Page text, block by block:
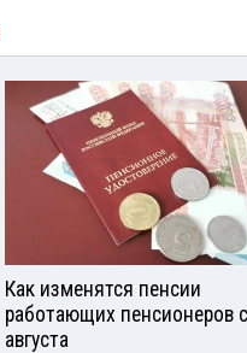
Как изменятся пенсии
работающих пенсионеров
августа